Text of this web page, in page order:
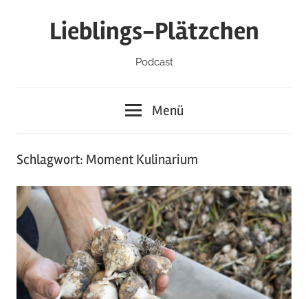
Lieblings-Plätzchen
Podcast
Menü
Schlagwort: Moment Kulinarium